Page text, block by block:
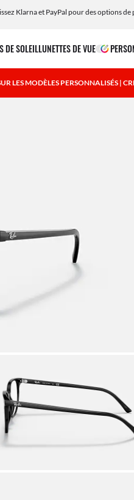
vos lunettes de soleil et
DE SOLEILLUNETTES DE VUE
LES MODÈLES PERSONNALISÉS |